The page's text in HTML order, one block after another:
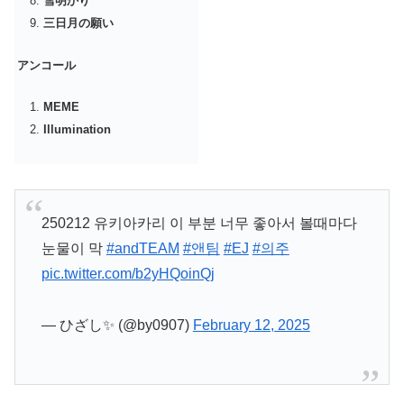
三日月の願い
アンコール
MEME
Illumination
250212 유키아카리 이 부분 너무 좋아서 볼때마다
눈물이 막 #andTEAM #앤팀 #EJ #의주
pic.twitter.com/b2yHQoinQj
— ひざし✨ (@by0907) February 12, 2025